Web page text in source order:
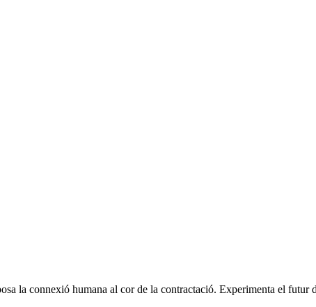
la connexió humana al cor de la contractació. Experimenta el futur